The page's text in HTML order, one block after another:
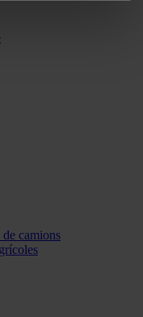
camions